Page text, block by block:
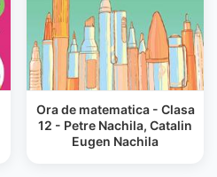
Ora de matematica - Clasa
12 - Petre Nachila, Catalin
Eugen Nachila